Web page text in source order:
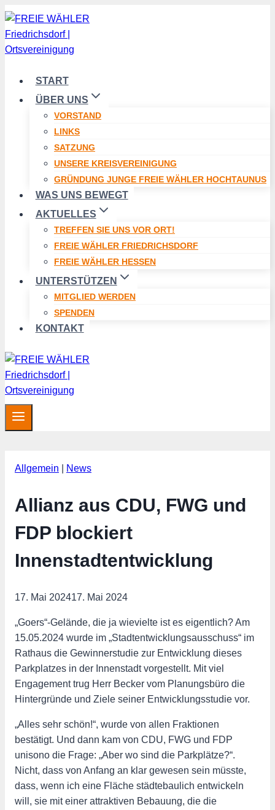
Zum
START
ÜBER UNS
VORSTAND
LINKS
SATZUNG
UNSERE KREISVEREINIGUNG
GRÜNDUNG JUNGE FREIE WÄHLER HOCHTAUNUS
WAS UNS BEWEGT
AKTUELLES
TREFFEN SIE UNS VOR ORT!
FREIE WÄHLER FRIEDRICHSDORF
FREIE WÄHLER HESSEN
UNTERSTÜTZEN
MITGLIED WERDEN
SPENDEN
KONTAKT
Allgemein News
Allianz aus CDU, FWG und
FDP blockiert
Innenstadtentwicklung
17. Mai 202417. Mai 2024
„Goers“-Gelände, die ja wievielte ist es eigentlich? Am
15.05.2024 wurde im „Stadtentwicklungsausschuss“ im
Rathaus die Gewinnerstudie zur Entwicklung dieses
Parkplatzes in der Innenstadt vorgestellt. Mit viel
Engagement trug Herr Becker vom Planungsbüro die
Hintergründe und Ziele seiner Entwicklungsstudie vor.
„Alles sehr schön!“, wurde von allen Fraktionen
bestätigt. Und dann kam von CDU, FWG und FDP
unisono die Frage: „Aber wo sind die Parkplätze?“.
Nicht, dass von Anfang an klar gewesen sein müsste,
dass, wenn ich eine Fläche städtebaulich entwickeln
will, sie mit einer attraktiven Bebauung, die die